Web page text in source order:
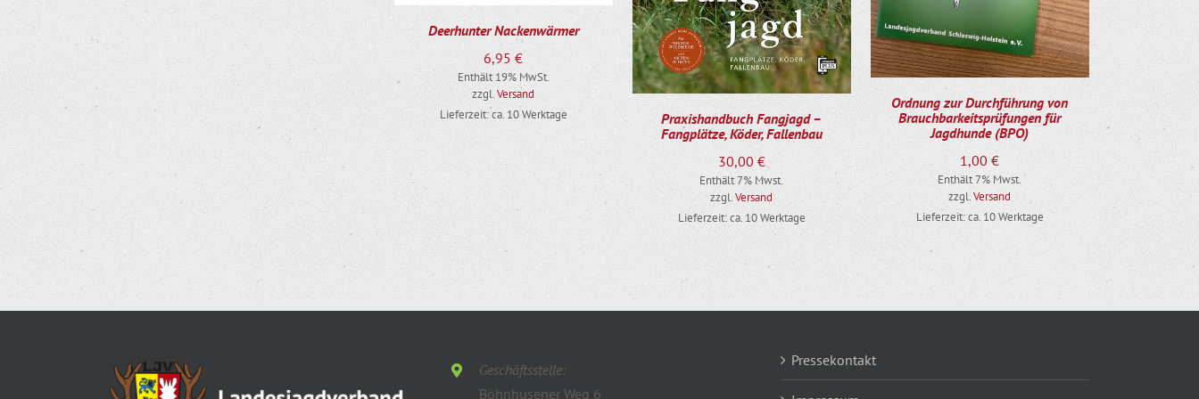
Deerhunter Nackenwärmer
6,95€
Enthält 19% MwSt.
zzgl.Versand
Lieferzeit: ca. 10 Werktage
Praxishandbuch Fangjagd –
Fangplätze, Köder, Fallenbau
30,00 €
Enthält 7% Mwst.
zzgl.Versand
Lieferzeit: ca. 10 Werktage
Ordnung zur Durchführung von
Brauchbarkeitsprüfungen für
Jagdhunde (BPO)
1,00€
Enthält 7% Mwst.
zzgl.Versand
Lieferzeit: ca. 10 Werktage
Geschäftsstelle:
Böhnhusener Weg 6
Pressekontakt